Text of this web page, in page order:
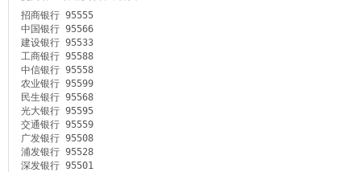
招商银行 95555
中国银行 95566
建设银行 95533
工商银行 95588
中信银行 95558
农业银行 95599
民生银行 95568
光大银行 95595
交通银行 95559
广发银行 95508
浦发银行 95528
深发银行 95501